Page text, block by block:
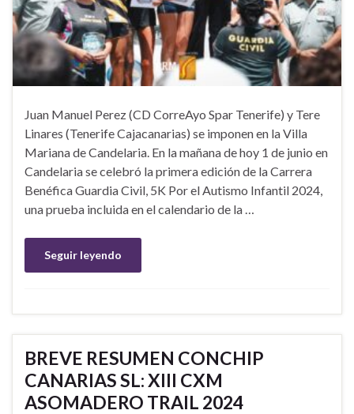
Juan Manuel Perez (CD CorreAyo Spar Tenerife) y Tere
Linares (Tenerife Cajacanarias) se imponen en la Villa
Mariana de Candelaria. En la mañana de hoy 1 de junio en
Candelaria se celebró la primera edición de la Carrera
Benéfica Guardia Civil, 5K Por el Autismo Infantil 2024,
una prueba incluida en el calendario de la …
Seguir leyendo
BREVE RESUMEN CONCHIP
CANARIAS SL: XIII CXM
ASOMADERO TRAIL 2024